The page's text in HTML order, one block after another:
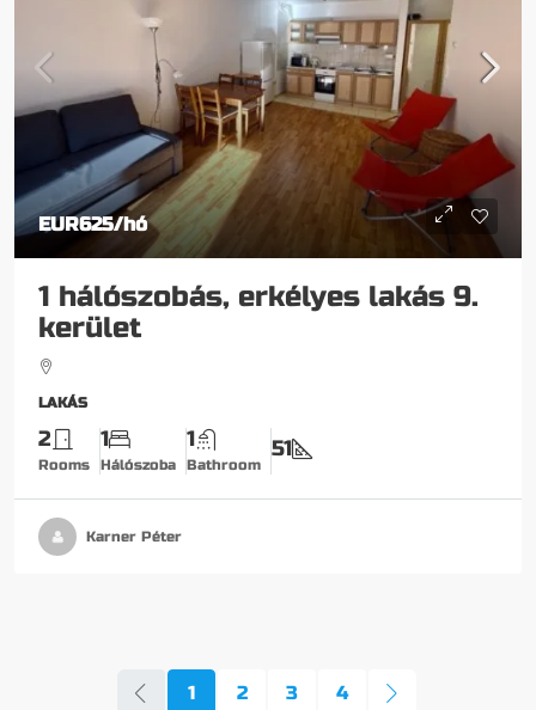
EUR625/hó
1 hálószobás, erkélyes lakás 9.
kerület
LAKÁS
2
Rooms
1
Hálószoba
1
Bathroom
51
Karner Péter
1 2 3 4